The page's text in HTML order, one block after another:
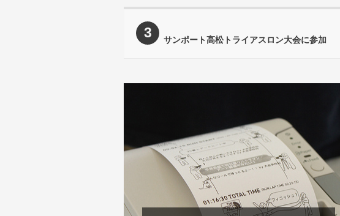
3 サンポート高松トライアスロン大会に参加